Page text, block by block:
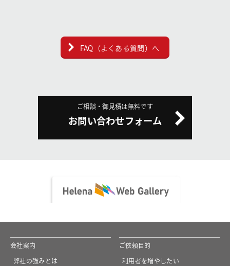
FAQ（よくある質問）へ
ご相談・御見積は無料です
お問い合わせフォーム
会社案内
弊社の強みとは
ご依頼目的
利用者を増やしたい